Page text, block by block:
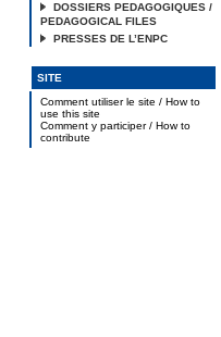
DOSSIERS PEDAGOGIQUES /
PEDAGOGICAL FILES
PRESSES DE L’ENPC
SITE
Comment utiliser le site / How to
use this site
Comment y participer / How to
contribute